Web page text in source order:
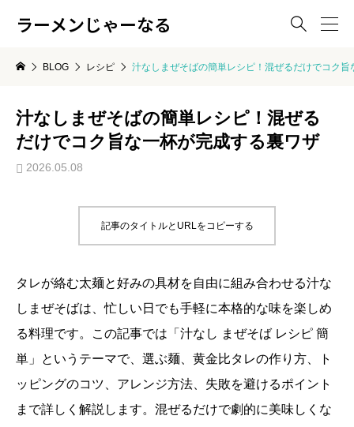
ラーメンじゃーなる 
BLOG レシピ 汁なしまぜそばの簡単レシピ！混ぜるだけでコク
汁なしまぜそばの簡単レシピ！混ぜる
だけでコク旨な一杯が完成する裏ワザ
2026.05.08
記事のタイトルとURLをコピーする
タレが絡む太麺と好みの具材を自由に組み合わせる汁な
しまぜそばは、忙しい日でも手軽に本格的な味を楽しめ
る料理です。この記事では「汁なし まぜそば レシピ 簡
単」というテーマで、選ぶ麺、黄金比タレの作り方、ト
ッピングのコツ、アレンジ方法、失敗を避けるポイント
まで詳しく解説します。混ぜるだけで劇的に美味しくな